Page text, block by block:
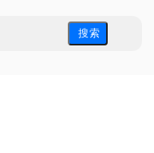
搜 索